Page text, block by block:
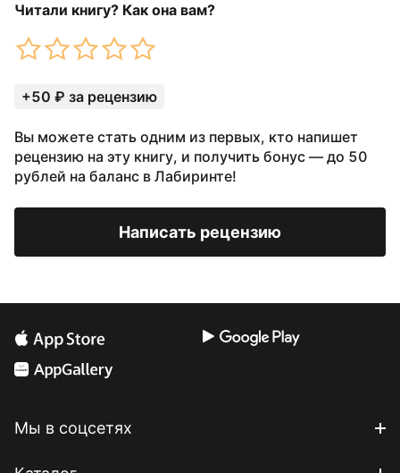
Читали книгу? Как она вам?
+50 ₽ за рецензию
Вы можете стать одним из первых, кто напишет
рецензию на эту книгу, и получить бонус — до 50
рублей на баланс в Лабиринте!
Написать рецензию
Мы в соцсетях